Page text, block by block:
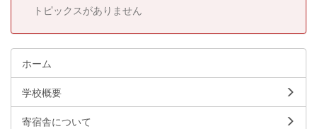
トピックスがありません
ホーム
学校概要
寄宿舎について